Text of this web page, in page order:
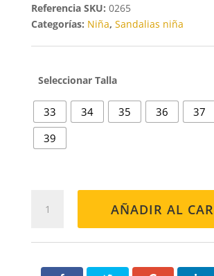
Talla
33 34 35 36 37
39
IEPER
cantidad
AÑADIR AL
SKU: 0265
Categorías: Niña, Sandalias niña